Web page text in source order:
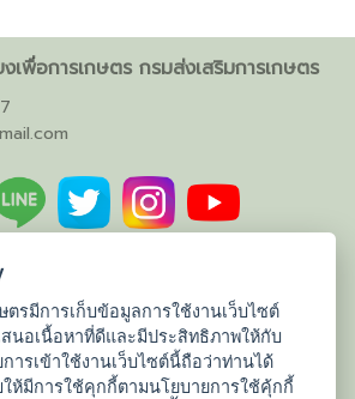
เพื่อการเกษตร กรมส่งเสริมการเกษตร
ตรมีการเก็บข้อมูลการใช้งานเว็บไซต์
สนอเนื้อหาที่ดีและมีประสิทธิภาพให้กับ
ารเข้าใช้งานเว็บไซต์นี้ถือว่าท่านได้
ห้มีการใช้คุกกี้ตามนโยบายการใช้คุ้กกี้